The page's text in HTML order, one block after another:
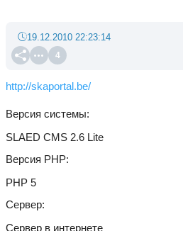
4
19.12.2010 22:23:14
http://skaportal.be/
Версия системы
SLAED CMS 2.6 Lite
Версия PHP
PHP 5
Сервер
Сервер в интернете